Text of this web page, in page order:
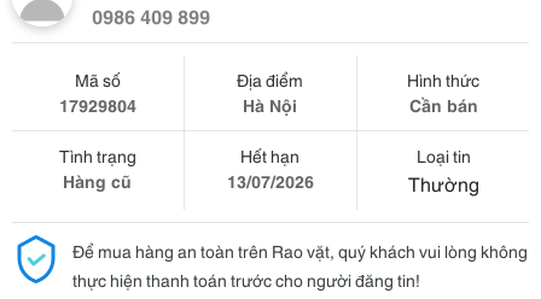
0986 409 899
Mã số
17929804
Địa điểm
Hà Nội
Hình thức
Cần bán
Tình trạng
Hàng cũ
Hết hạn
13/07/2026
Loại tin
Thường
Để mua hàng an toàn trên Rao vặt, quý khách vui lòng không
thực hiện thanh toán trước cho người đăng tin!